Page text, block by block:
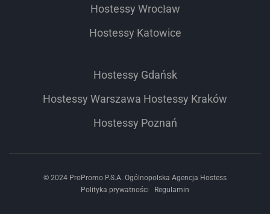
Hostessy Wrocław
Hostessy Katowice
Hostessy Gdańsk
Hostessy Warszawa Hostessy Kraków
Hostessy Poznań
© 2024 ProPromo P.S.A. Ogólnopolska Agencja Hostess
Polityka prywatności
Regulamin